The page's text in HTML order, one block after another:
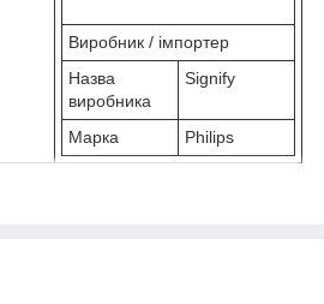
Виробник / імпортер
Назва
виробника
Signify
Марка Philips